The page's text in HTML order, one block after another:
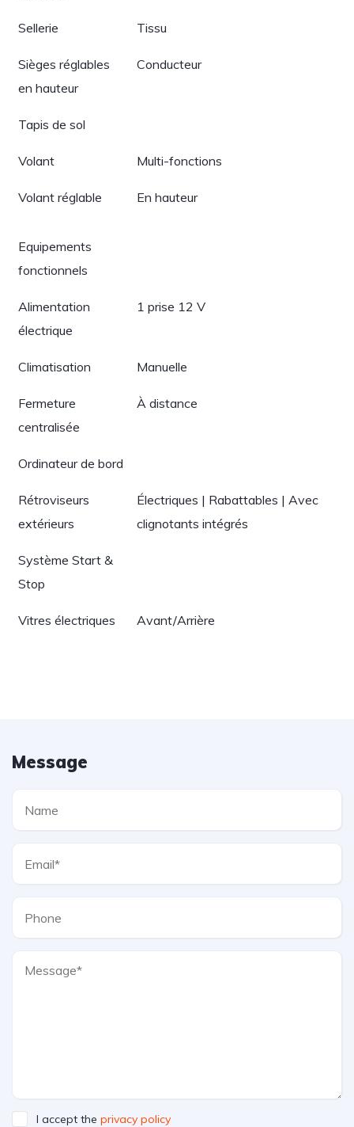
Sellerie Tissu
Sièges réglables
en hauteur
Conducteur
Tapis de sol
Volant Multi-fonctions
Volant réglable En hauteur
Equipements
fonctionnels
Alimentation
électrique
1 prise 12 V
Climatisation Manuelle
Fermeture
centralisée
À distance
Ordinateur de bord
Rétroviseurs
extérieurs
Électriques | Rabattables | Avec
clignotants intégrés
Système Start &
Stop
Vitres électriques Avant/Arrière
Message
I accept the privacy policy